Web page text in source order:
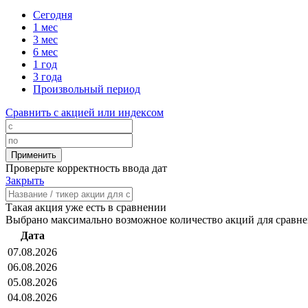
Сегодня
1 мес
3 мес
6 мес
1 год
3 года
Произвольный период
Сравнить с акцией или индексом
Проверьте корректность ввода дат
Закрыть
Такая акция уже есть в сравнении
Выбрано максимально возможное количество акций для
Дата
07.08.2026
06.08.2026
05.08.2026
04.08.2026